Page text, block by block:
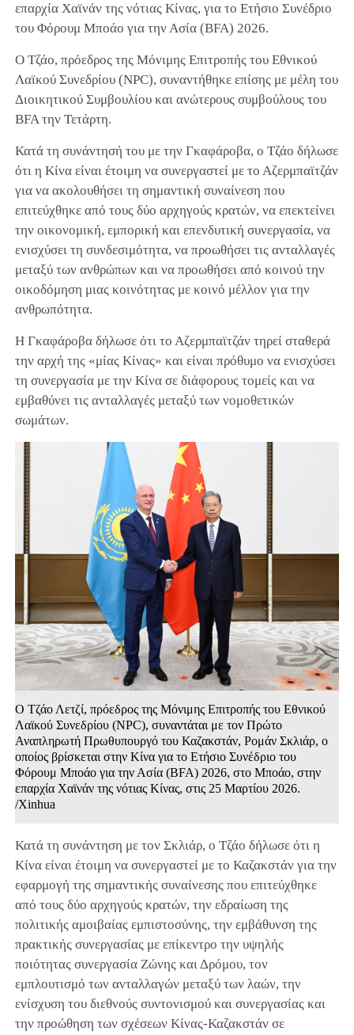
επαρχία Χαϊνάν της νότιας Κίνας, για το Ετήσιο Συνέδριο
του Φόρουμ Μποάο για την Ασία (BFA) 2026.
Ο Τζάο, πρόεδρος της Μόνιμης Επιτροπής του Εθνικού
Λαϊκού Συνεδρίου (NPC), συναντήθηκε επίσης με μέλη του
Διοικητικού Συμβουλίου και ανώτερους συμβούλους του
BFA την Τετάρτη.
Κατά τη συνάντησή του με την Γκαφάροβα, ο Τζάο δήλωσε
ότι η Κίνα είναι έτοιμη να συνεργαστεί με το Αζερμπαϊτζάν
για να ακολουθήσει τη σημαντική συναίνεση που
επιτεύχθηκε από τους δύο αρχηγούς κρατών, να επεκτείνει
την οικονομική, εμπορική και επενδυτική συνεργασία, να
ενισχύσει τη συνδεσιμότητα, να προωθήσει τις ανταλλαγές
μεταξύ των ανθρώπων και να προωθήσει από κοινού την
οικοδόμηση μιας κοινότητας με κοινό μέλλον για την
ανθρωπότητα.
Η Γκαφάροβα δήλωσε ότι το Αζερμπαϊτζάν τηρεί σταθερά
την αρχή της «μίας Κίνας» και είναι πρόθυμο να ενισχύσει
τη συνεργασία με την Κίνα σε διάφορους τομείς και να
εμβαθύνει τις ανταλλαγές μεταξύ των νομοθετικών
σωμάτων.
Ο Τζάο Λετζί, πρόεδρος της Μόνιμης Επιτροπής του Εθνικού
Λαϊκού Συνεδρίου (NPC), συναντάται με τον Πρώτο
Αναπληρωτή Πρωθυπουργό του Καζακστάν, Ρομάν Σκλιάρ, ο
οποίος βρίσκεται στην Κίνα για το Ετήσιο Συνέδριο του
Φόρουμ Μποάο για την Ασία (BFA) 2026, στο Μποάο, στην
επαρχία Χαϊνάν της νότιας Κίνας, στις 25 Μαρτίου 2026.
/Xinhua
Κατά τη συνάντηση με τον Σκλιάρ, ο Τζάο δήλωσε ότι η
Κίνα είναι έτοιμη να συνεργαστεί με το Καζακστάν για την
εφαρμογή της σημαντικής συναίνεσης που επιτεύχθηκε
από τους δύο αρχηγούς κρατών, την εδραίωση της
πολιτικής αμοιβαίας εμπιστοσύνης, την εμβάθυνση της
πρακτικής συνεργασίας με επίκεντρο την υψηλής
ποιότητας συνεργασία Ζώνης και Δρόμου, τον
εμπλουτισμό των ανταλλαγών μεταξύ των λαών, την
ενίσχυση του διεθνούς συντονισμού και συνεργασίας και
την προώθηση των σχέσεων Κίνας-Καζακστάν σε